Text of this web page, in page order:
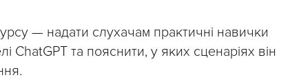
— надати слухачам практичні навички
ChatGPT та пояснити, у яких сценаріях він